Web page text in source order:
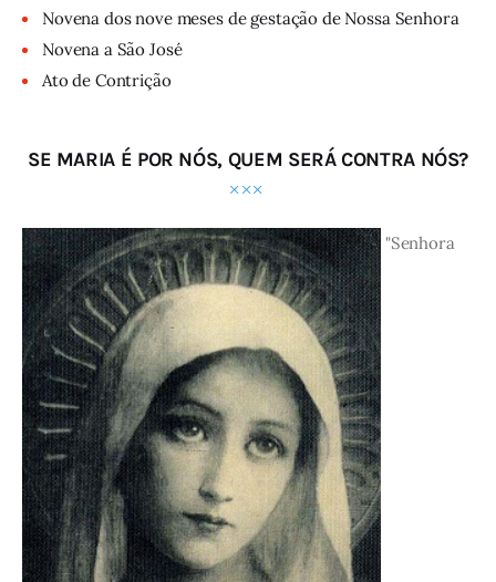
Novena dos nove meses de gestação de Nossa Senhora
Novena a São José
Ato de Contrição
SE MARIA É POR NÓS, QUEM SERÁ CONTRA NÓS?
"Senhora